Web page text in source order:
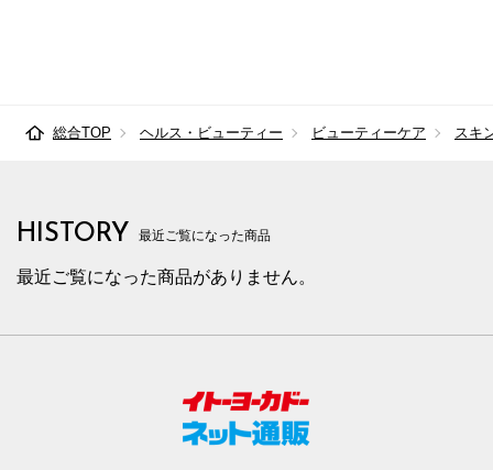
総合TOP ヘルス・ビューティー ビューティーケア スキ
HISTORY 最近ご覧になった商品
最近ご覧になった商品がありません。